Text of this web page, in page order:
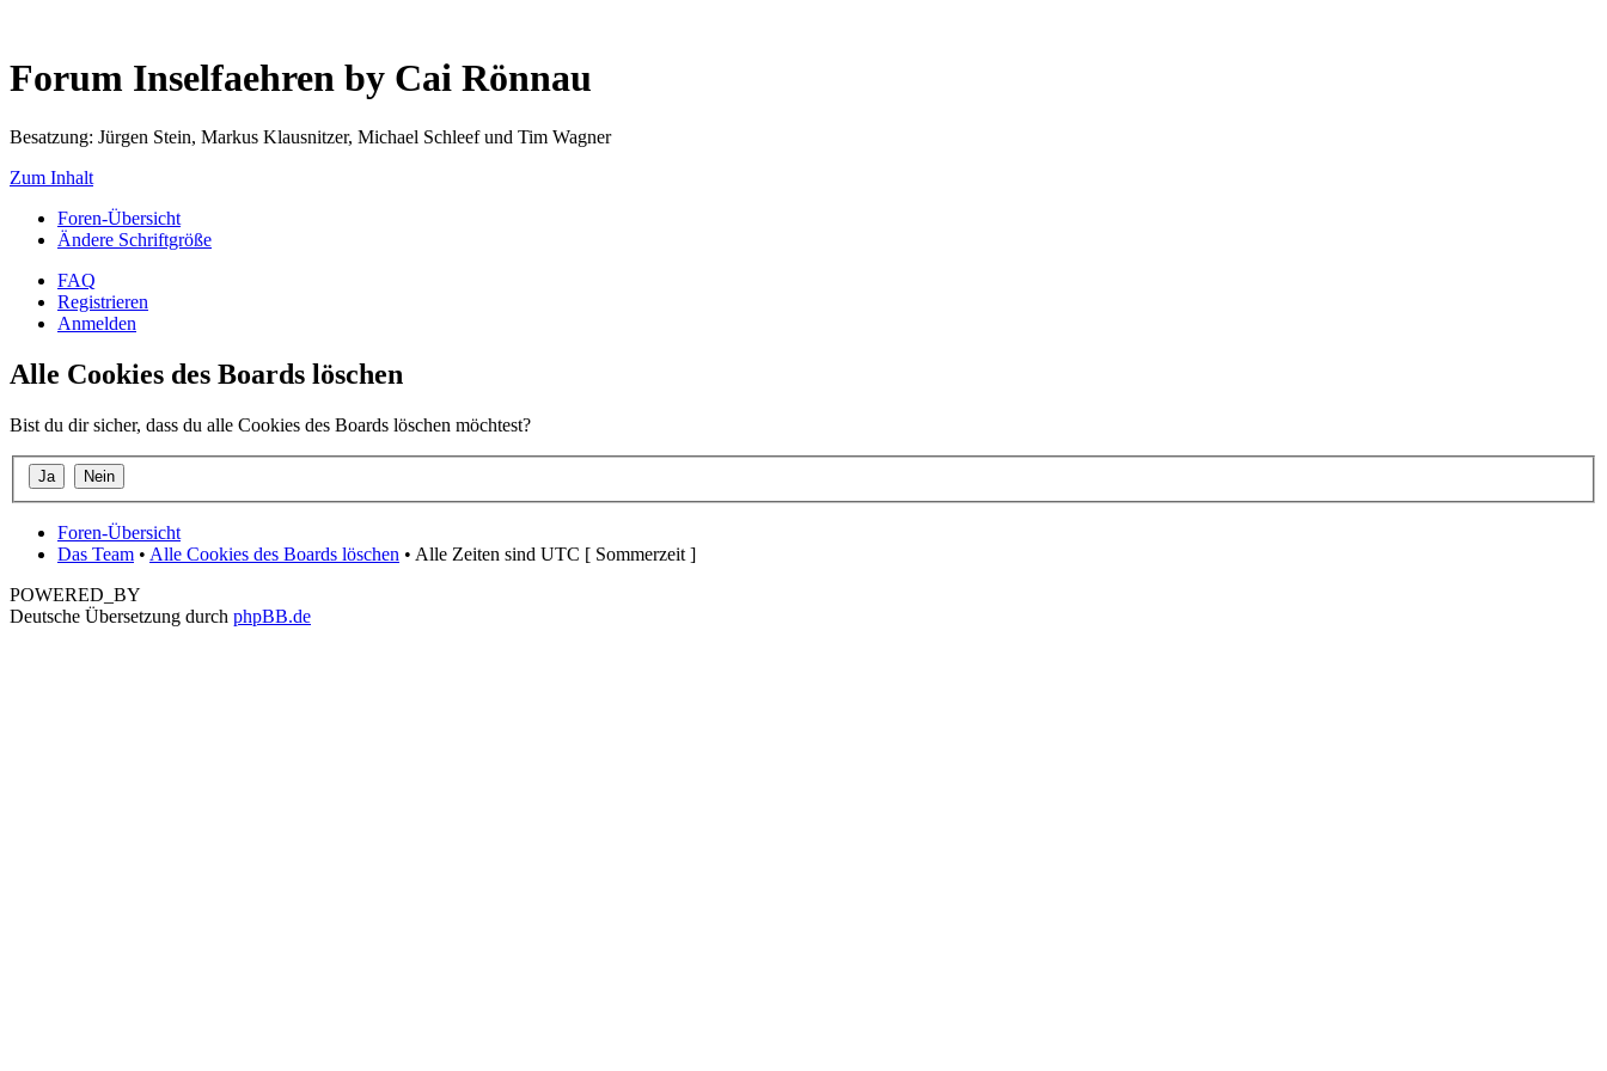
Forum Inselfaehren by Cai Rönnau
Besatzung: Jürgen Stein, Markus Klausnitzer, Michael Schleef und Tim Wagner
Zum Inhalt
Foren-Übersicht
Ändere Schriftgröße
FAQ
Registrieren
Anmelden
Alle Cookies des Boards löschen
Bist du dir sicher, dass du alle Cookies des Boards löschen möchtest?
Foren-Übersicht
Das Team • Alle Cookies des Boards löschen • Alle Zeiten sind UTC [ Sommerzeit ]
POWERED_BY
Deutsche Übersetzung durch phpBB.de